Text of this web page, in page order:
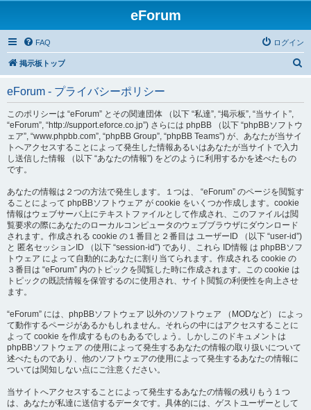
eForum
FAQ ログイン
掲示板トップ
eForum - プライバシーポリシー
このポリシーは “eForum” とその関連団体 （以下 “私達”, “掲示板”, “当サイト”,
“eForum”, “http://support.eforce.co.jp”) さらには phpBB （以下 “phpBBソフトウ
ェア”, “www.phpbb.com”, “phpBB Group”, “phpBB Teams”) が、あなたが当サイ
トへアクセスすることによって発生した情報あるいはあなたが当サイトで入力
し送信した情報 （以下 “あなたの情報”) をどのように利用するかを述べたもの
です。
あなたの情報は２つの方法で発生します。１つは、 “eForum” のページを閲覧す
ることによって phpBBソフトウェア が cookie をいくつか作成します。cookie
情報はウェブサーバ上にテキストファイルとして作成され、このファイルは閲
覧要求の際にあなたのローカルコンピュータのウェブブラウザにダウンロード
されます。作成される cookie の１番目と２番目は ユーザーID （以下 “user-id”)
と 匿名セッションID （以下 “session-id”) であり、これら ID情報 は phpBBソフ
トウェア によって自動的にあなたに割り当てられます。作成される cookie の
３番目は “eForum” 内のトピックを閲覧した時に作成されます。この cookie は
トピックの既読情報を保管するのに使用され、サイト閲覧の利便性を向上させ
ます。
“eForum” には、phpBBソフトウェア 以外のソフトウェア （MODなど） によっ
て動作するページがあるかもしれません。それらの中にはアクセスすることに
よって cookie を作成するものもあるでしょう。しかしこのドキュメントは
phpBBソフトウェア の使用によって発生するあなたの情報の取り扱いについて
述べたものであり、他のソフトウェアの使用によって発生するあなたの情報に
ついては関知しない点にご注意ください。
当サイトへアクセスすることによって発生するあなたの情報の残りもう１つ
は、あなたが私達に送信するデータです。具体的には、ゲストユーザーとして